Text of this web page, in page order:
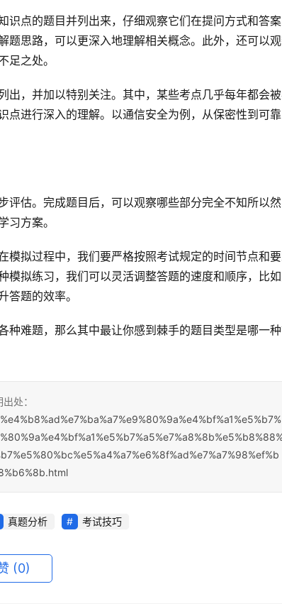
点的题目并列出来，仔细观察它们在提问方式和答
题思路，可以更深入地理解相关概念。此外，还可以
之处。
出，并加以特别关注。其中，某些考点几乎每年都会
点进行深入的理解。以通信安全为例，从保密性到可靠
估。完成题目后，可以观察哪些部分完全不知所以然
方案。
模拟过程中，我们要严格按照考试规定的时间节点和
模拟练习，我们可以灵活调整答题的速度和顺序，比
题的效率。
难题，那么其中最让你感到棘手的题目类型是哪一种
处：
真题分析 考试技巧
(0)